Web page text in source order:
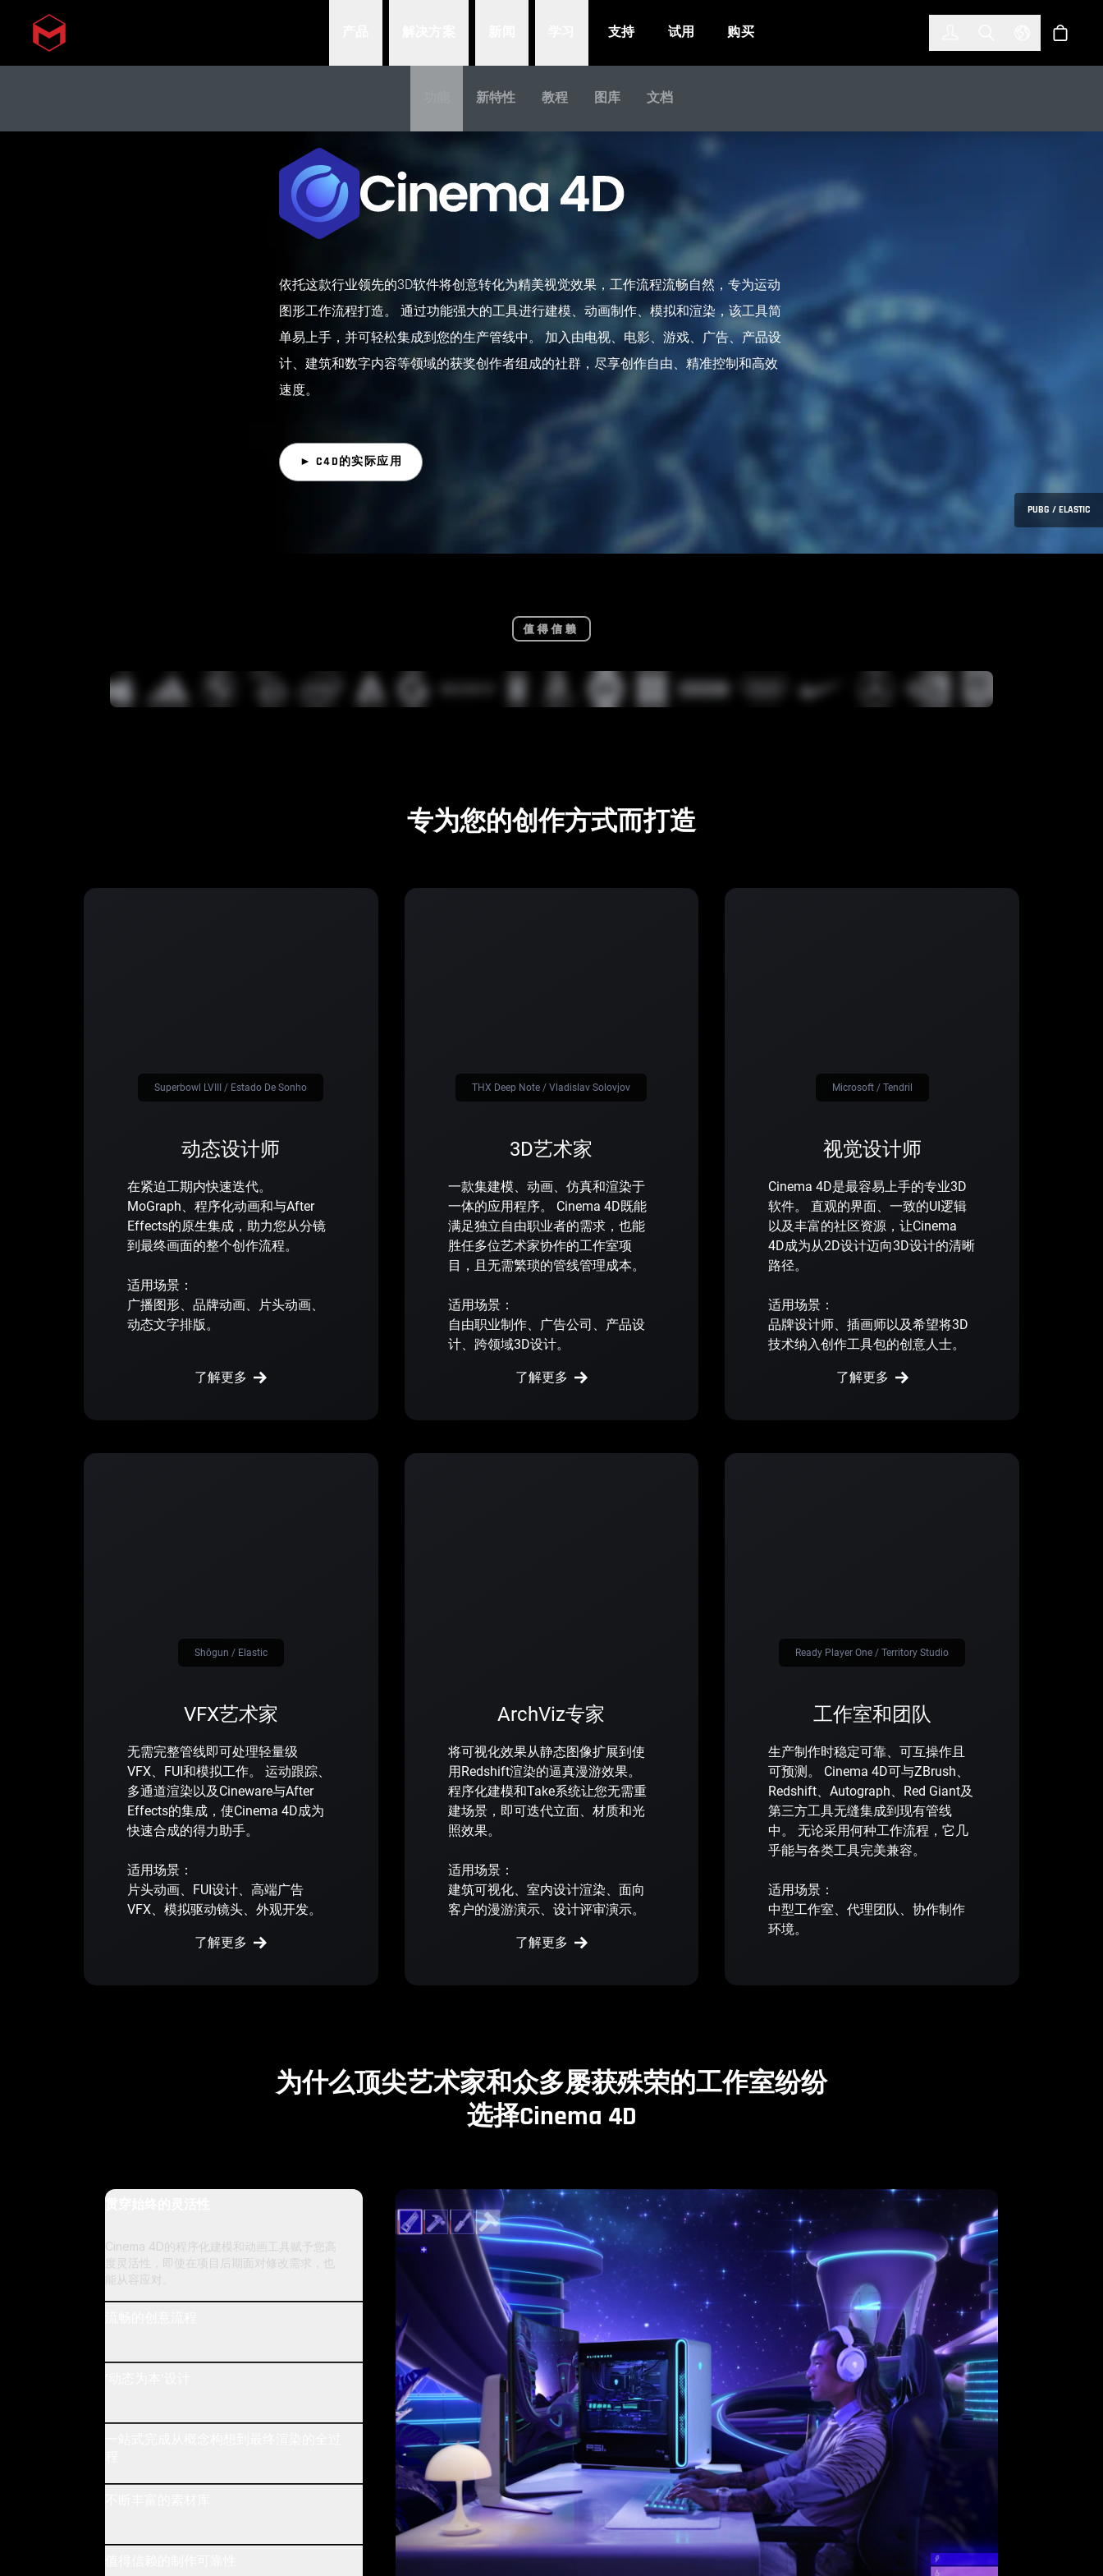
Skip to main content 支持 试用 购买 Select 商店
新特性 教程 图库 文档
PUBG / ELASTIC
依托这款行业领先的3D软件将创意转化为精美视觉效果，工作流程流畅自然，专为运动
图形工作流程打造。 通过功能强大的工具进行建模、动画制作、模拟和渲染，该工具简
单易上手，并可轻松集成到您的生产管线中。 加入由电视、电影、游戏、广告、产品设
计、建筑和数字内容等领域的获奖创作者组成的社群，尽享创作自由、精准控制和高效
速度。
► C4D的实际应用
值得信赖
专为您的创作方式而打造
动态设计师
在紧迫工期内快速迭代。
MoGraph、程序化动画和与After
Effects的原生集成，助力您从分镜
到最终画面的整个创作流程。
适用场景：
广播图形、品牌动画、片头动画、
动态文字排版。
了解更多
Superbowl LVIII / Estado De Sonho
3D艺术家
一款集建模、动画、仿真和渲染于
一体的应用程序。 Cinema 4D既能
满足独立自由职业者的需求，也能
胜任多位艺术家协作的工作室项
目，且无需繁琐的管线管理成本。
适用场景：
自由职业制作、广告公司、产品设
计、跨领域3D设计。
了解更多
THX Deep Note / Vladislav Solovjov
视觉设计师
Cinema 4D是最容易上手的专业3D
软件。 直观的界面、一致的UI逻辑
以及丰富的社区资源，让Cinema
4D成为从2D设计迈向3D设计的清晰
路径。
适用场景：
品牌设计师、插画师以及希望将3D
技术纳入创作工具包的创意人士。
了解更多
Microsoft / Tendril
VFX艺术家
无需完整管线即可处理轻量级
VFX、FUI和模拟工作。 运动跟踪、
多通道渲染以及Cineware与After
Effects的集成，使Cinema 4D成为
快速合成的得力助手。
适用场景：
片头动画、FUI设计、高端广告
VFX、模拟驱动镜头、外观开发。
了解更多
Shōgun / Elastic
ArchViz专家
将可视化效果从静态图像扩展到使
用Redshift渲染的逼真漫游效果。
程序化建模和Take系统让您无需重
建场景，即可迭代立面、材质和光
照效果。
适用场景：
建筑可视化、室内设计渲染、面向
客户的漫游演示、设计评审演示。
了解更多
工作室和团队
生产制作时稳定可靠、可互操作且
可预测。 Cinema 4D可与ZBrush、
Redshift、Autograph、Red Giant及
第三方工具无缝集成到现有管线
中。 无论采用何种工作流程，它几
乎能与各类工具完美兼容。
适用场景：
中型工作室、代理团队、协作制作
环境。
Ready Player One / Territory Studio
为什么顶尖艺术家和众多屡获殊荣的工作室纷纷
选择Cinema 4D
贯穿始终的灵活性
Cinema 4D的程序化建模和动画工具赋予您高
度灵活性，即使在项目后期面对修改需求，也
能从容应对。